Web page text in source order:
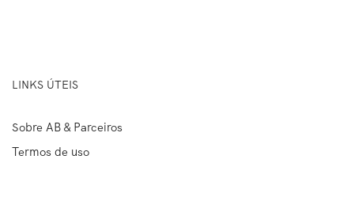
LINKS ÚTEIS
Sobre AB & Parceiros
Termos de uso